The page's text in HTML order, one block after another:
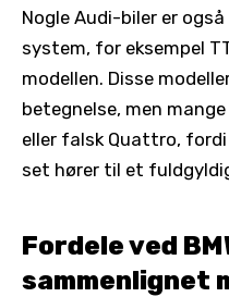
Nogle Audi-biler er
system, for eksempel
modellen. Disse
betegnelse, men
eller falsk Quattro,
set hører til et
Fordele ved
sammenlignet